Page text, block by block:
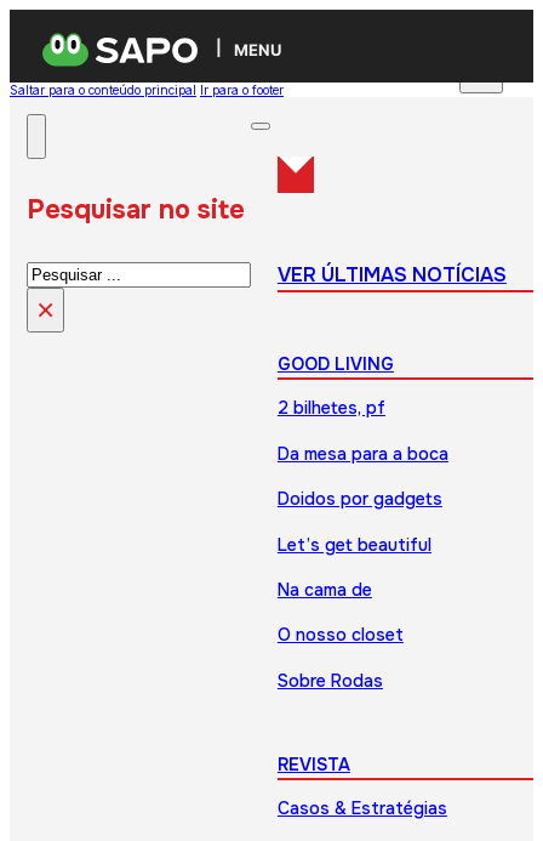
MENU
Saltar para o conteúdo principal Ir para o footer
Pesquisar no site
Pesquisar
×
VER ÚLTIMAS NOTÍCIAS
GOOD LIVING
2 bilhetes, pf
Da mesa para a boca
Doidos por gadgets
Let’s get beautiful
Na cama de
O nosso closet
Sobre Rodas
REVISTA
Casos & Estratégias